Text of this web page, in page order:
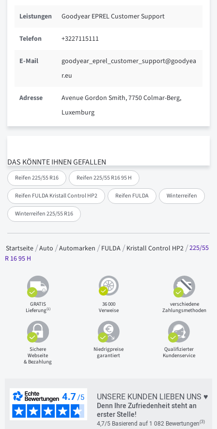
DAS KÖNNTE IHNEN GEFALLEN
Reifen 225/55 R16 Reifen 225/55 R16 95 H
Reifen FULDA Kristall Control HP2 Reifen FULDA Winterreifen
Winterreifen 225/55 R16
Leistungen Goodyear EPREL Customer Support
Telefon +3227115111
E-Mail
goodyear_eprel_customer_support@goodyea
r.eu
Adresse
Avenue Gordon Smith, 7750 Colmar-Berg,
Luxemburg
Startseite Auto Automarken FULDA Kristall Control HP2 225/55
R 16 95 H
GRATIS
Lieferung(1)
36 000
Verweise
verschiedene
Zahlungsmethoden
Sichere
Webseite
& Bezahlung
Niedrigpreise
garantiert
Qualifizierter
Kundenservice
UNSERE KUNDEN LIEBEN UNS ♥
Denn Ihre Zufriedenheit steht an
erster Stelle!
4,7/5 Basierend auf 1 082 Bewertungen(3)